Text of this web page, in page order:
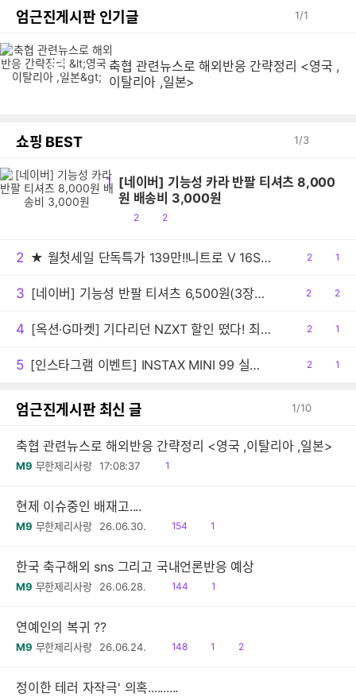
엄근진게시판 인기글 1/1
축협 관련뉴스로 해외반응 간략정리 <영국 ,
이탈리아 ,일본>
축
쇼핑 BEST 1/3
1 [네이버] 기능성 카라 반팔 티셔츠 8,000
원 배송비 3,000원
공
2
댓
2
2 ★ 월첫세일 단독특가 139만!!니트로 V 16S AI 게이밍노트북 R7 260 RTX5060 512GB / 16GB
공
2
댓1
3 [네이버] 기능성 반팔 티셔츠 6,500원(3장이상 구매시 무료배송)
공
2
댓
2
4 [옥션·G마켓] 기다리던 NZXT 할인 떴다! 최대 22%+추가선물혜택까지!
공
2
댓1
5 [인스타그램 이벤트] INSTAX MINI 99 실버 출시, 팔로우 이벤트 안내
공
2
댓1
엄근진게시판 최신 글 1/10
축협 관련뉴스로 해외반응 간략정리 <영국 ,이탈리아 ,일본>
M9 무한제리사랑 17:08:37
읽1
현제 이슈중인 배재고....
M9 무한제리사랑 26.06.30.
읽
154
공1
한국 축구해외 sns 그리고 국내언론반응 예상
M9 무한제리사랑 26.06.28.
읽
144
공1
연예인의 복귀 ??
M9 무한제리사랑 26.06.24.
읽
148
공1
댓
2
정이한 테러 자작극' 의혹..........